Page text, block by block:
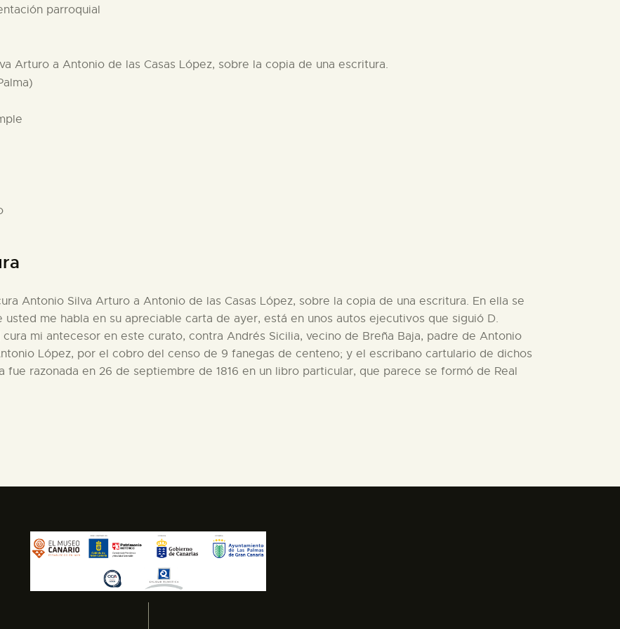
parroquial
Arturo a Antonio de las Casas López, sobre la copia de una escritura.
Antonio Silva Arturo a Antonio de las Casas López, sobre la copia de una escritura. En ella se
me habla en su apreciable carta de ayer, está en unos autos ejecutivos que siguió D.
mi antecesor en este curato, contra Andrés Sicilia, vecino de Breña Baja, padre de Antonio
López, por el cobro del censo de 9 fanegas de centeno; y el escribano cartulario de dichos
razonada en 26 de septiembre de 1816 en un libro particular, que parece se formó de Real